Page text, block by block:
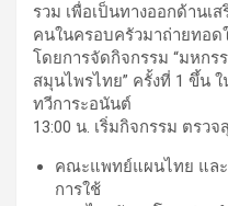
รวม เพื่อเป็นทางออกด้านเ
คนในครอบครัวมาถ่ายทอ
โดยการจัดกิจกรรม “มหกร
สมุนไพรไทย” ครั้งที่ 1 ขึ้น
ทวีการะอนันต์
13:00 น. เริ่มกิจกรรม ตรว
คณะแพทย์แผนไทย แ
การใช้